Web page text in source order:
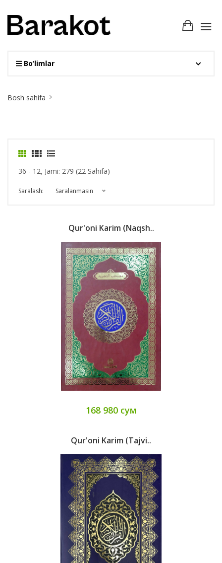
Bo‘limlar
Breadcrumb
Bosh sahifa
36 - 12, Jami: 279 (22 Sahifa)
Saralash: Saralanmasin
Qur'oni Karim (Naqsh..
168 980 сум
Qur'oni Karim (Tajvi..